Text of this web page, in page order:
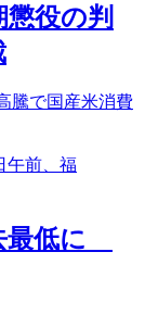
役の判
騰で国産米消費
最低に